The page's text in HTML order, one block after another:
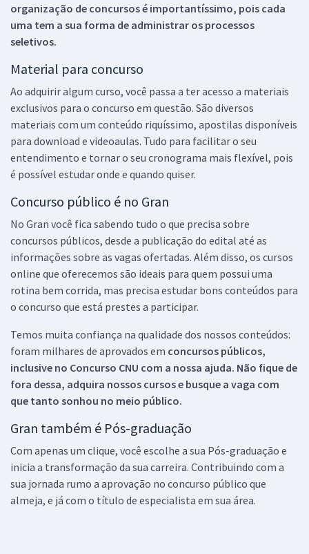
organização de concursos é importantíssimo, pois cada
uma tem a sua forma de administrar os processos
seletivos.
Material para concurso
Ao adquirir algum curso, você passa a ter acesso a materiais
exclusivos para o concurso em questão. São diversos
materiais com um conteúdo riquíssimo, apostilas disponíveis
para download e videoaulas. Tudo para facilitar o seu
entendimento e tornar o seu cronograma mais flexível, pois
é possível estudar onde e quando quiser.
Concurso público é no Gran
No Gran você fica sabendo tudo o que precisa sobre
concursos públicos, desde a publicação do edital até as
informações sobre as vagas ofertadas. Além disso, os cursos
online que oferecemos são ideais para quem possui uma
rotina bem corrida, mas precisa estudar bons conteúdos para
o concurso que está prestes a participar.
Temos muita confiança na qualidade dos nossos conteúdos:
foram milhares de aprovados em concursos públicos,
inclusive no Concurso CNU com a nossa ajuda. Não fique de
fora dessa, adquira nossos cursos e busque a vaga com
que tanto sonhou no meio público.
Gran também é Pós-graduação
Com apenas um clique, você escolhe a sua Pós-graduação e
inicia a transformação da sua carreira. Contribuindo com a
sua jornada rumo a aprovação no concurso público que
almeja, e já com o título de especialista em sua área.